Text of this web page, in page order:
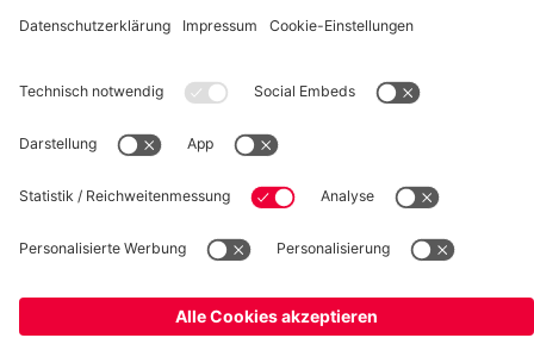
©
FC Bayern München Basketball GmbH
Impressum Datenschutz Nutzungsbedingungen
Barrierefreiheit